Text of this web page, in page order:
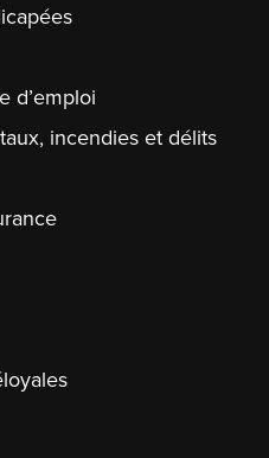
d’emploi
incendies et délits